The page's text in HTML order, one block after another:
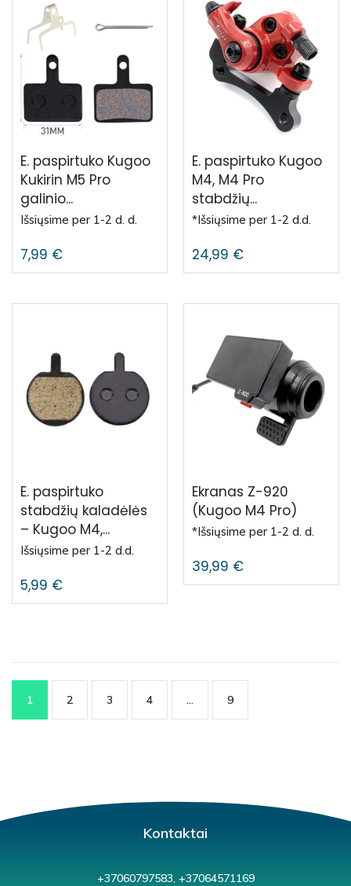
E. paspirtuko Kugoo
Kukirin M5 Pro
galinio...
Išsiųsime per 1-2 d. d.
7,99 €
E. paspirtuko Kugoo
M4, M4 Pro
stabdžių...
*Išsiųsime per 1-2 d.d.
24,99 €
E. paspirtuko
stabdžių kaladėlės
– Kugoo M4,...
Išsiųsime per 1-2 d.d.
5,99 €
Ekranas Z-920
(Kugoo M4 Pro)
*Išsiųsime per 1-2 d. d.
39,99 €
1 2 3 4 … 9
Kontaktai
+37060797583, +37064571169